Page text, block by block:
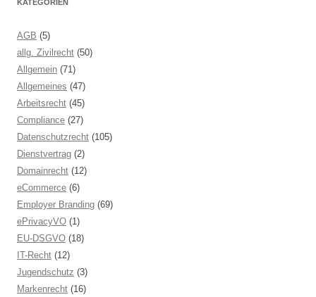
KATEGORIEN
AGB (5)
allg. Zivilrecht (50)
Allgemein (71)
Allgemeines (47)
Arbeitsrecht (45)
Compliance (27)
Datenschutzrecht (105)
Dienstvertrag (2)
Domainrecht (12)
eCommerce (6)
Employer Branding (69)
ePrivacyVO (1)
EU-DSGVO (18)
IT-Recht (12)
Jugendschutz (3)
Markenrecht (16)